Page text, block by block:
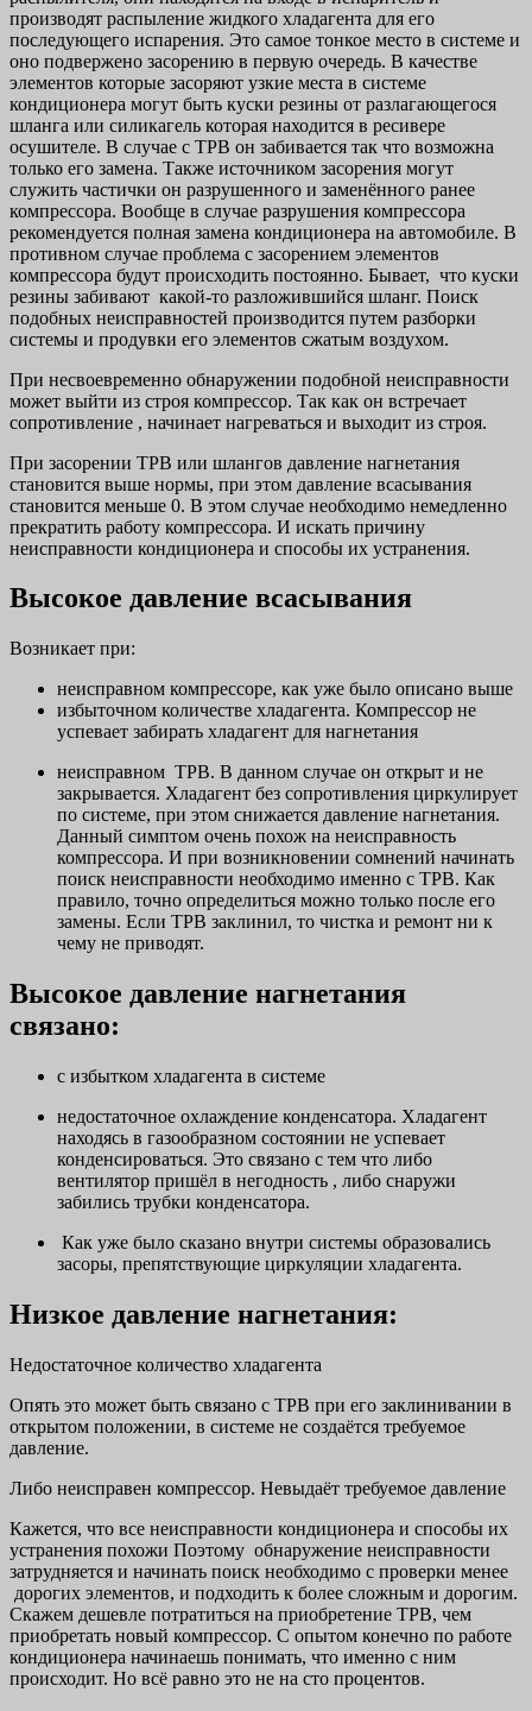
производят распыление жидкого хладагента для его
последующего испарения. Это самое тонкое место в системе и
оно подвержено засорению в первую очередь. В качестве
элементов которые засоряют узкие места в системе
кондиционера могут быть куски резины от разлагающегося
шланга или силикагель которая находится в ресивере
осушителе. В случае с ТРВ он забивается так что возможна
только его замена. Также источником засорения могут
служить частички он разрушенного и заменённого ранее
компрессора. Вообще в случае разрушения компрессора
рекомендуется полная замена кондиционера на автомобиле. В
противном случае проблема с засорением элементов
компрессора будут происходить постоянно. Бывает, что куски
резины забивают какой-то разложившийся шланг. Поиск
подобных неисправностей производится путем разборки
системы и продувки его элементов сжатым воздухом.
При несвоевременно обнаружении подобной неисправности
может выйти из строя компрессор. Так как он встречает
сопротивление , начинает нагреваться и выходит из строя.
При засорении ТРВ или шлангов давление нагнетания
становится выше нормы, при этом давление всасывания
становится меньше 0. В этом случае необходимо немедленно
прекратить работу компрессора. И искать причину
неисправности кондиционера и способы их устранения.
Высокое давление всасывания
Возникает при:
неисправном компрессоре, как уже было описано выше
избыточном количестве хладагента. Компрессор не
успевает забирать хладагент для нагнетания
неисправном ТРВ. В данном случае он открыт и не
закрывается. Хладагент без сопротивления циркулирует
по системе, при этом снижается давление нагнетания.
Данный симптом очень похож на неисправность
компрессора. И при возникновении сомнений начинать
поиск неисправности необходимо именно с ТРВ. Как
правило, точно определиться можно только после его
замены. Если ТРВ заклинил, то чистка и ремонт ни к
чему не приводят.
Высокое давление нагнетания
связано:
с избытком хладагента в системе
недостаточное охлаждение конденсатора. Хладагент
находясь в газообразном состоянии не успевает
конденсироваться. Это связано с тем что либо
вентилятор пришёл в негодность , либо снаружи
забились трубки конденсатора.
Как уже было сказано внутри системы образовались
засоры, препятствующие циркуляции хладагента.
Низкое давление нагнетания:
Недостаточное количество хладагента
Опять это может быть связано с ТРВ при его заклинивании в
открытом положении, в системе не создаётся требуемое
давление.
Либо неисправен компрессор. Невыдаёт требуемое давление
Кажется, что все неисправности кондиционера и способы их
устранения похожи Поэтому обнаружение неисправности
затрудняется и начинать поиск необходимо с проверки менее
дорогих элементов, и подходить к более сложным и дорогим.
Скажем дешевле потратиться на приобретение ТРВ, чем
приобретать новый компрессор. С опытом конечно по работе
кондиционера начинаешь понимать, что именно с ним
происходит. Но всё равно это не на сто процентов.